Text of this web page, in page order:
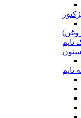
تایم
تایم